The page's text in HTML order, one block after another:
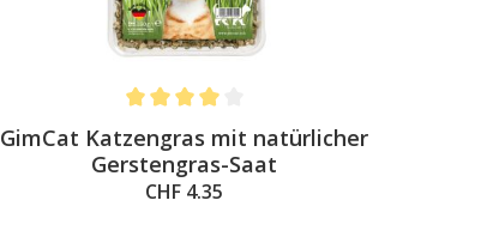
GimCat Katzengras mit natürlicher
Gerstengras-Saat
CHF 4.35